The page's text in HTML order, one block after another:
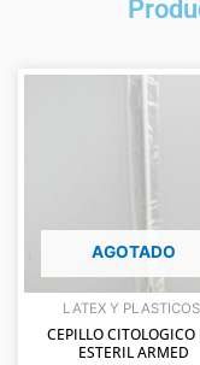
AGOTADO
LATEX Y
CEPILLO CITOLOGICO
ESTERIL ARMED